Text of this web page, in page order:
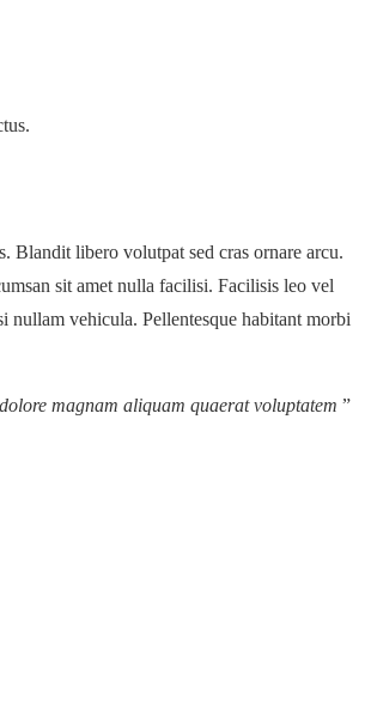
Blandit libero volutpat sed cras ornare arcu.
sit amet nulla facilisi. Facilisis leo vel
vehicula. Pellentesque habitant morbi
magnam aliquam quaerat voluptatem ”